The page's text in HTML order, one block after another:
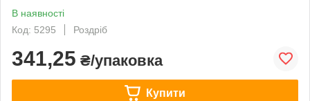
В наявності
Код: 5295
Роздріб
341,25 ₴/упаковка
Купити